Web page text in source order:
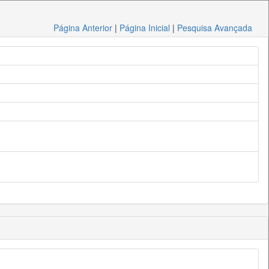
Página Anterior | Página Inicial | Pesquisa Avançada